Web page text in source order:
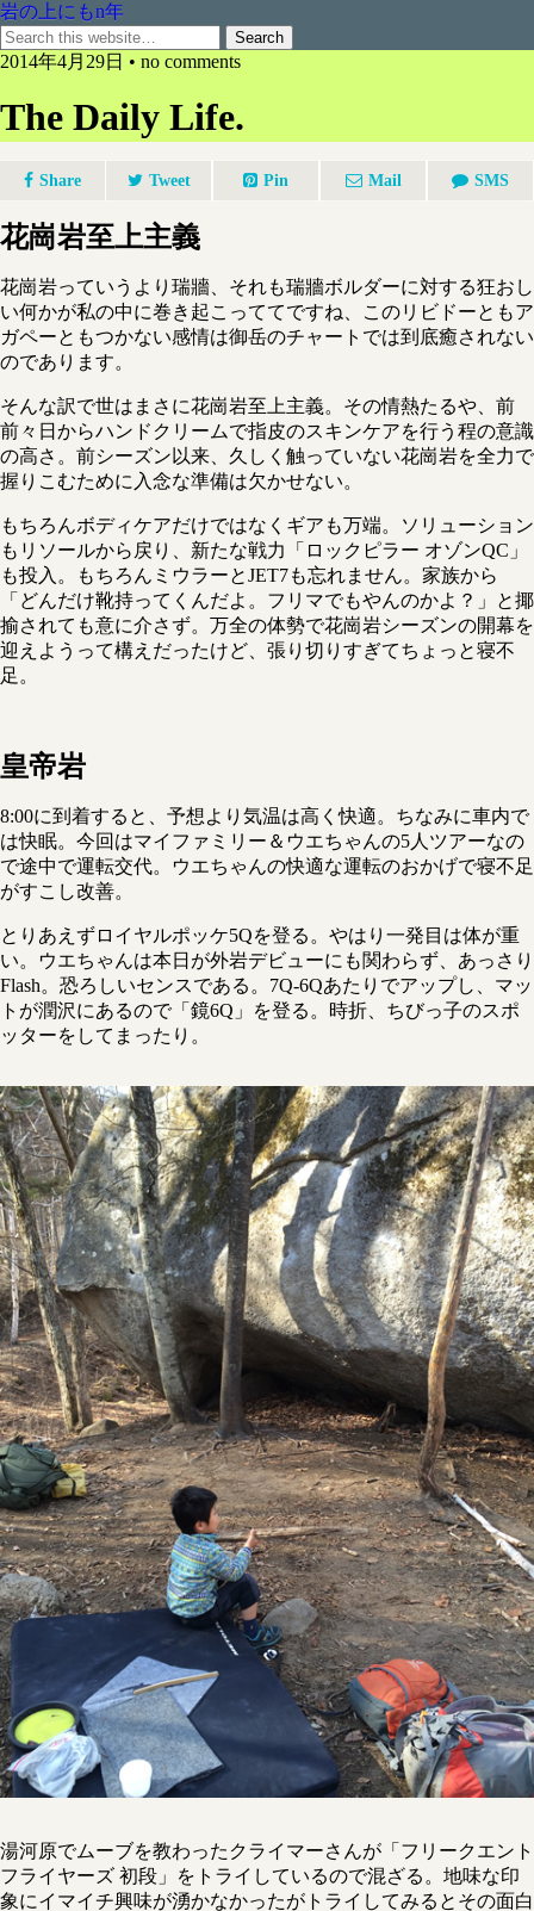
岩の上にもn年
2014年4月29日 • no comments
The Daily Life.
Share Tweet Pin Mail SMS
花崗岩至上主義
花崗岩っていうより瑞牆、それも瑞牆ボルダーに対する狂おし
い何かが私の中に巻き起こっててですね、このリビドーともア
ガペーともつかない感情は御岳のチャートでは到底癒されない
のであります。
そんな訳で世はまさに花崗岩至上主義。その情熱たるや、前
前々日からハンドクリームで指皮のスキンケアを行う程の意識
の高さ。前シーズン以来、久しく触っていない花崗岩を全力で
握りこむために入念な準備は欠かせない。
もちろんボディケアだけではなくギアも万端。ソリューション
もリソールから戻り、新たな戦力「ロックピラー オゾンQC」
も投入。もちろんミウラーとJET7も忘れません。家族から
「どんだけ靴持ってくんだよ。フリマでもやんのかよ？」と揶
揄されても意に介さず。万全の体勢で花崗岩シーズンの開幕を
迎えようって構えだったけど、張り切りすぎてちょっと寝不
足。
皇帝岩
8:00に到着すると、予想より気温は高く快適。ちなみに車内で
は快眠。今回はマイファミリー＆ウエちゃんの5人ツアーなの
で途中で運転交代。ウエちゃんの快適な運転のおかげで寝不足
がすこし改善。
とりあえずロイヤルポッケ5Qを登る。やはり一発目は体が重
い。ウエちゃんは本日が外岩デビューにも関わらず、あっさり
Flash。恐ろしいセンスである。7Q-6Qあたりでアップし、マッ
トが潤沢にあるので「鏡6Q」を登る。時折、ちびっ子のスポ
ッターをしてまったり。
湯河原でムーブを教わったクライマーさんが「フリークエント
フライヤーズ 初段」をトライしているので混ざる。地味な印
象にイマイチ興味が湧かなかったがトライしてみるとその面白